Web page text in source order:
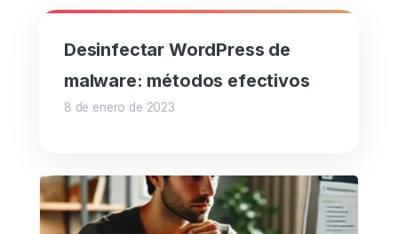
Desinfectar WordPress de
malware: métodos efectivos
8 de enero de 2023